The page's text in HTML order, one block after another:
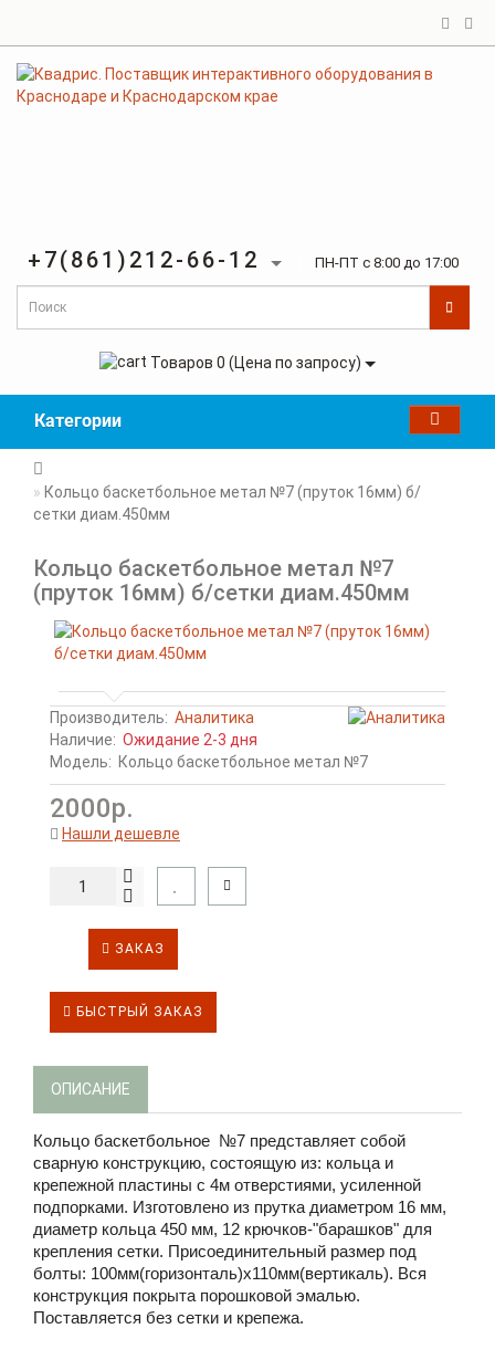
+7(861)212-66-12 ПН-ПТ с 8:00 до 17:00
Товаров 0 (Цена по запросу)
Категории
Кольцо баскетбольное метал №7 (пруток 16мм) б/
сетки диам.450мм
Кольцо баскетбольное метал №7
(пруток 16мм) б/сетки диам.450мм
Производитель: Аналитика
Наличие: Ожидание 2-3 дня
Модель: Кольцо баскетбольное метал №7
2000р.
Нашли дешевле
ЗАКАЗ
БЫСТРЫЙ ЗАКАЗ
ОПИСАНИЕ
Кольцо баскетбольное №7 представляет собой
сварную конструкцию, состоящую из: кольца и
крепежной пластины с 4м отверстиями, усиленной
подпорками. Изготовлено из прутка диаметром 16 мм,
диаметр кольца 450 мм, 12 крючков-"барашков" для
крепления сетки. Присоединительный размер под
болты: 100мм(горизонталь)х110мм(вертикаль). Вся
конструкция покрыта порошковой эмалью.
Поставляется без сетки и крепежа.